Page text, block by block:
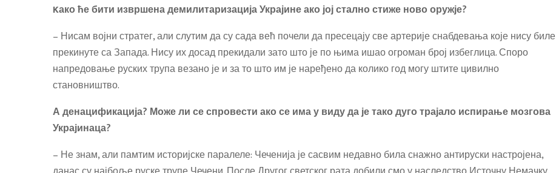
Kако ће бити извршена демилитаризација Украјине ако јој стално стиже ново оружје?
– Нисам војни стратег, али слутим да су сада већ почели да пресецају све артерије снабдевања које нису биле
прекинуте са Запада. Нису их досад прекидали зато што је по њима ишао огроман број избеглица. Споро
напредовање руских трупа везано је и за то што им је наређено да колико год могу штите цивилно
становништво.
А денацификација? Може ли се спровести ако се има у виду да је тако дуго трајало испирање мозгова
Украјинаца?
– Не знам, али памтим историјске паралеле: Чеченија је сасвим недавно била снажно антируски настројена,